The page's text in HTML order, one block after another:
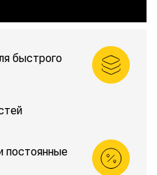
быстрого
постоянные